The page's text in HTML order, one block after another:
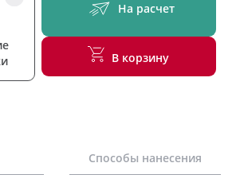
На расчет
В корзину
Способы нанесения